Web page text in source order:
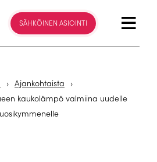
SÄHKÖINEN ASIOINTI
› Ajankohtaista
›
kaukolämpö valmiina uudelle